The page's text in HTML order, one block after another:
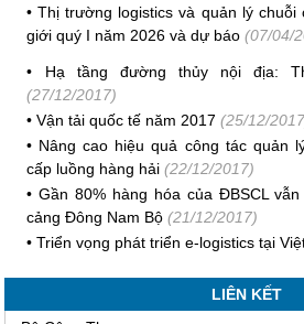
•Thị trường logistics và quản lý chuỗi
giới quý I năm 2026 và dự báo (07/04/
• Hạ tầng đường thủy nội địa:
(27/12/2017)
•Vận tải quốc tế năm 2017 (25/12/
• Nâng cao hiệu quả công tác quản
cấp luồng hàng hải(22/12/2017)
•Gần 80% hàng hóa của ĐBSCL
cảng Đông Nam Bộ (21/12/2017)
•Triển vọng phát triển e-logistics tại
LIÊN KẾT